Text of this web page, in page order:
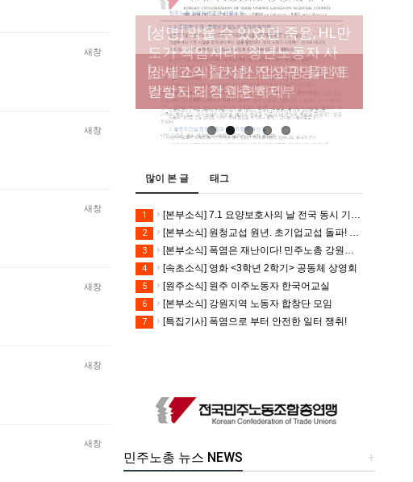
새창
새창
새창
새창
새창
새창
[성명] 막을 수 있었던 죽음, HL만
도가 책임져라 : 청년노동자 사
망사고의 철저한 진상규명과 재
발방지 대책 마련하라
[산별소식] 건설산업연맹 플랜트
건설노조 강원충북지부
[강릉,속초,원주,춘천] 폭염감시
단 사업 이모저모
[조합원☆인터뷰] 서비스연맹 전
국학교비정규직노동조합 강원
지부 김유미 춘천지회장
[본부소식] 강원지역 노동자 합
창단 모임
많이 본 글 태그
1 [본부소식] 7.1 요양보호사의 날 전국 동시 기자회견
2 [본부소식] 원청교섭 원년. 초기업교섭 돌파! 모든 노동자의 노동기본권 쟁취! 민주노총 7.15 총파업대회
3 [본부소식] 폭염은 재난이다! 민주노총 강원지역본부 폭염감시단 선포 기자회견
4 [속초소식] 영화 <3학년 2학기> 공동체 상영회
5 [원주소식] 원주 이주노동자 한국어교실
6 [본부소식] 강원지역 노동자 합창단 모임
7 [특집기사] 폭염으로 부터 안전한 일터 쟁취!
+
민주노총 뉴스 NEWS